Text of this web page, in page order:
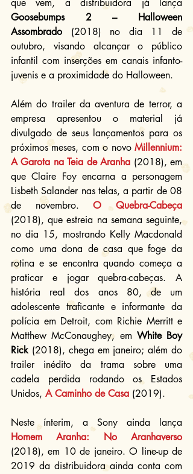
Goosebumps 2 – Halloween
Assombrado (2018) no dia 11 de
outubro, visando alcançar o público
infantil com inserções em canais infanto-
juvenis e a proximidade do Halloween.
Além do trailer da aventura de terror, a
empresa apresentou o material já
divulgado de seus lançamentos para os
próximos meses, com o novo Millennium:
A Garota na Teia de Aranha (2018), em
que Claire Foy encarna a personagem
Lisbeth Salander nas telas, a partir de 08
de novembro. O Quebra-Cabeça
(2018), que estreia na semana seguinte,
no dia 15, mostrando Kelly Macdonald
como uma dona de casa que foge da
rotina e se encontra quando começa a
praticar e jogar quebra-cabeças. A
história real dos anos 80, de um
adolescente traficante e informante da
polícia em Detroit, com Richie Merritt e
Matthew McConaughey, em White Boy
Rick (2018), chega em janeiro; além do
trailer inédito da trama sobre uma
cadela perdida rodando os Estados
Unidos, A Caminho de Casa (2019).
Homem Aranha: No Aranhaverso
(2018), em 10 de janeiro. O line-up de
2019 da distribuidora ainda conta com